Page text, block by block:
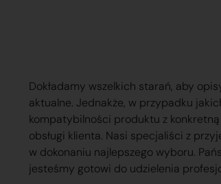
Dokładamy wszelkich starań, aby
aktualne. Jednakże, w przypadku
kompatybilności produktu z
obsługi klienta. Nasi specjaliści z
w dokonaniu najlepszego wyboru.
jesteśmy gotowi do udzielenia